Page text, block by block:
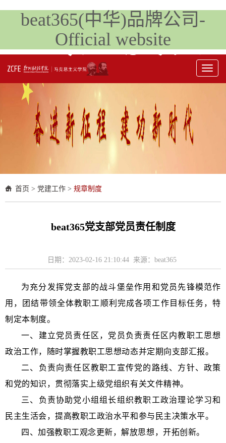
beat365(中华)品牌公司-
Official website
Toggle
首页 > 党建工作 > 规章制度
beat365党支部党员责任制度
日期：2023-02-16 21:10:44 来源：beat365
为充分发挥党支部的战斗堡垒作用和党员先锋模范作
用，团结带领全体教职工顺利完成各项工作目标任务，特
制定本制度。
一、 建立党员责任区，党员负责责任区内教职工思想
政治工作，随时掌握教职工思想动态并定期向支部汇报。
二、 负责向责任区教职工宣传党的路线、方针、政策
和党的知识，贯彻落实上级党组织有关文件精神。
三、 负责协助党小组组长组织教职工政治理论学习和
民主生活会，提高教职工政治水平和参与民主决策水平。
四、加强教职工观念更新，解放思想，开拓创新。